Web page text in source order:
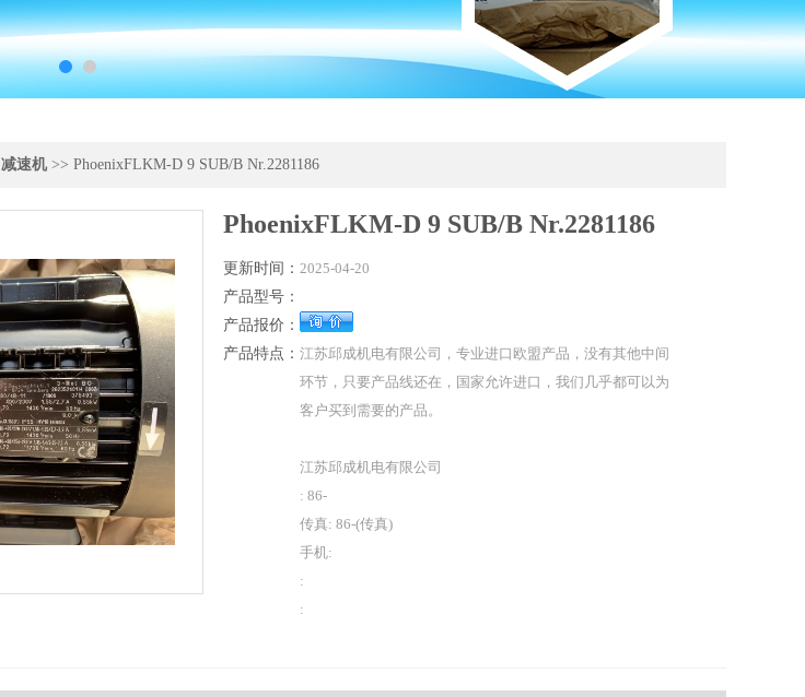
减速机 >> PhoenixFLKM-D 9 SUB/B Nr.2281186
PhoenixFLKM-D 9 SUB/B Nr.2281186
更新时间： 2025-04-20
产品型号：
产品报价：
产品特点： 江苏邱成机电有限公司，专业进口欧盟产品，没有其他中间
环节，只要产品线还在，国家允许进口，我们几乎都可以为
客户买到需要的产品。
江苏邱成机电有限公司
: 86-
传真: 86-(传真)
手机:
:
: